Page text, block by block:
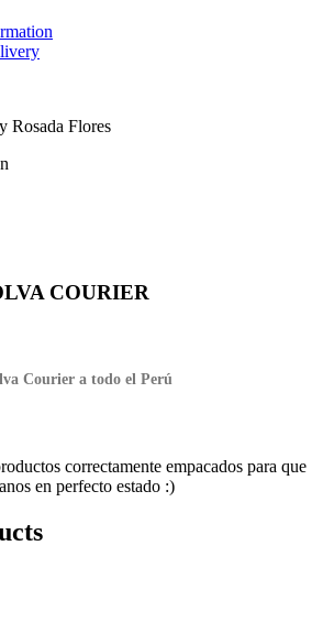
Rosada Flores
COURIER
Courier a todo el Perú
correctamente empacados para que
en perfecto estado :)